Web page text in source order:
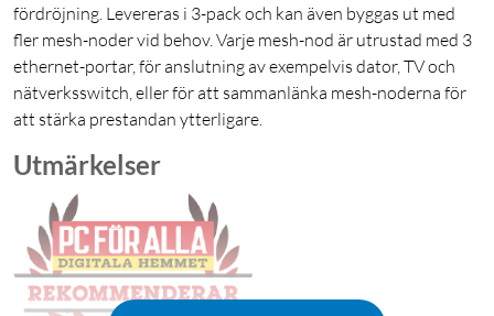
fördröjning. Levereras i 3-pack och kan även byggas ut med
fler mesh-noder vid behov. Varje mesh-nod är utrustad med 3
ethernet-portar, för anslutning av exempelvis dator, TV och
nätverksswitch, eller för att sammanlänka mesh-noderna för
att stärka prestandan ytterligare.
Utmärkelser